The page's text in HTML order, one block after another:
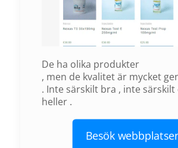
De ha olika produkter
, men de kvalitetär mycket
. Inte särskilt bra , inte särskilt
heller.
Besök